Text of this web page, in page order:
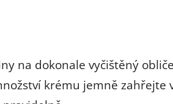
na dokonale vyčištěný
krému jemně zahřejte